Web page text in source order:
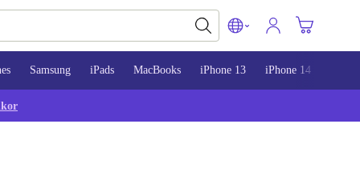
Samsung iPads MacBooks iPhone 13 iPhone 14